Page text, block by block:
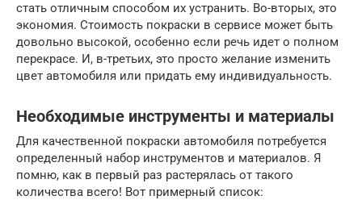
стать отличным способом их устранить. Во-вторых, это
экономия. Стоимость покраски в сервисе может быть
довольно высокой, особенно если речь идет о полном
перекрасе. И, в-третьих, это просто желание изменить
цвет автомобиля или придать ему индивидуальность.
Необходимые инструменты и материалы
Для качественной покраски автомобиля потребуется
определенный набор инструментов и материалов. Я
помню, как в первый раз растерялась от такого
количества всего! Вот примерный список: